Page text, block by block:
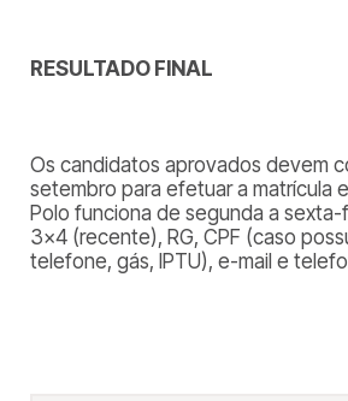
RESULTADO FINAL
Os candidatos aprovados devem
setembro para efetuar a matrícula
Polo funciona de segunda a sexta-
3×4 (recente), RG, CPF (caso
telefone, gás, IPTU), e-mail e